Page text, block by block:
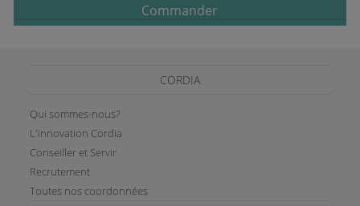
Commander
CORDIA
Qui sommes-nous?
L'innovation Cordia
Conseiller et Servir
Recrutement
Toutes nos coordonnées